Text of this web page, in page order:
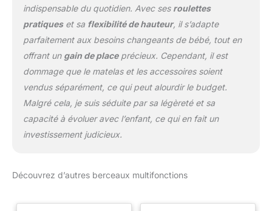
indispensable du quotidien. Avec ses roulettes
pratiqueset sa flexibilité de hauteur, il s’adapte
parfaitement aux besoins changeants de bébé, tout en
offrant un gain de placeprécieux. Cependant, il est
dommage que le matelas et les accessoires soient
vendus séparément, ce qui peut alourdir le budget.
Malgré cela, je suis séduite par sa légèreté et sa
capacité à évoluer avec l’enfant, ce qui en fait un
investissement judicieux.
Découvrez d’autres berceaux multifonctions